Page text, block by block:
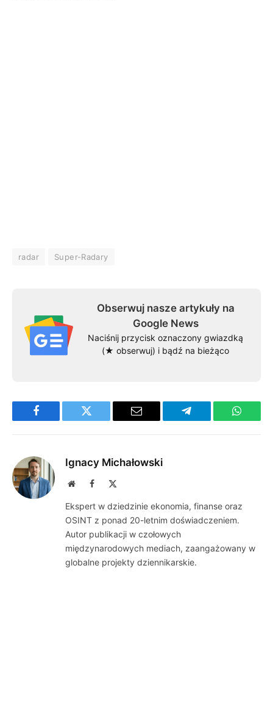
radar Super-Radary
Obserwuj nasze artykuły na
Google News
Naciśnij przycisk oznaczony gwiazdką
(★ obserwuj) i bądź na bieżąco
Facebook Twitter Email Telegram
Ignacy Michałowski
WebsiteFacebook
Ekspert w dziedzinie ekonomia, finanse oraz
OSINT z ponad 20-letnim doświadczeniem.
Autor publikacji w czołowych
międzynarodowych mediach, zaangażowany w
globalne projekty dziennikarskie.